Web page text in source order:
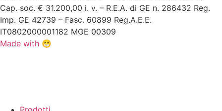
Cap. soc. € 31.200,00 i. v. – R.E.A. di GE n. 286432 Reg.
Imp. GE 42739 – Fasc. 60899 Reg.A.E.E.
IT0802000001182 MGE 00309
Made with 😁